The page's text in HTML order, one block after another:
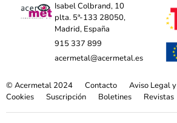
Isabel Colbrand, 10
plta. 5ª-133 28050,
Madrid, España
915 337 899
acermetal@acermetal.es
© Acermetal 2024 Contacto
Aviso Legal
Cookies
Suscripción Boletines Revistas